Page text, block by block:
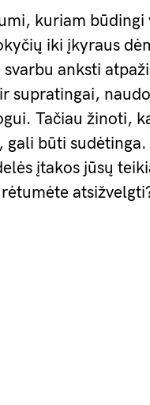
kuriam
iki įkyraus
anksti
supratingai,
Tačiau žinoti,
būti
įtakos jūsų